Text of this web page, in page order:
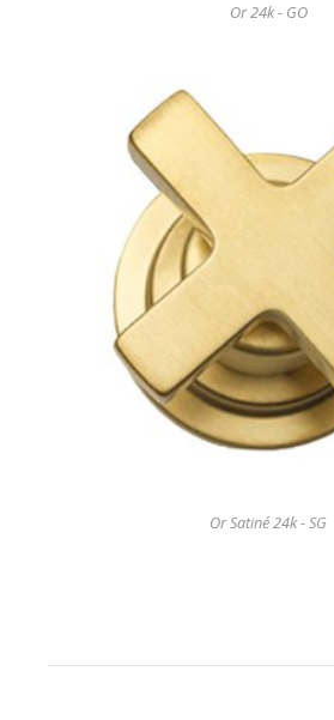
Or 24k - GO
Or Satiné 24k - SG